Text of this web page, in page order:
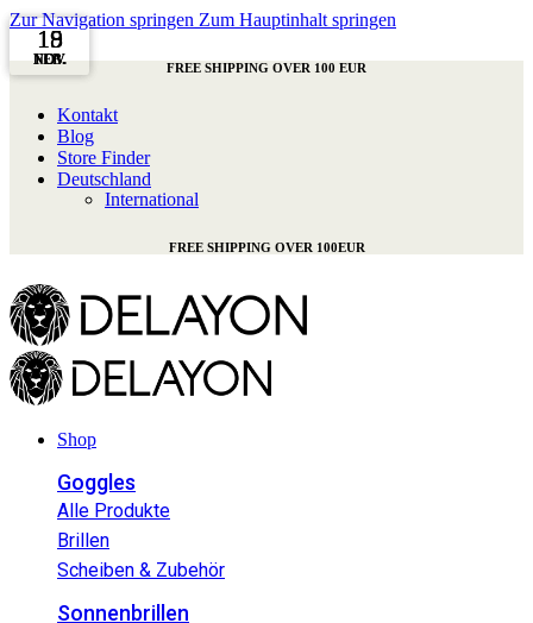
Zur Navigation springen Zum Hauptinhalt springen
FREE SHIPPING OVER 100 EUR
Kontakt
Blog
Store Finder
Deutschland
International
FREE SHIPPING OVER 100EUR
Shop
Goggles
Alle Produkte
Brillen
Scheiben & Zubehör
Sonnenbrillen
18
NOV.
15
NOV.
19
FEB.